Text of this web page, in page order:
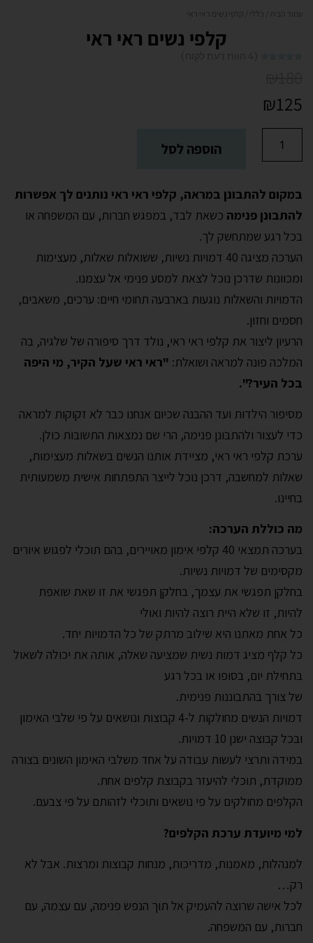
עמוד הבית / כללי / קלפי נשים ראי ראי
קלפי נשים ראי ראי
לקוחות
₪125
הוספה לסל
במקום להתבונן במראה, קלפי ראי ראי נותנים לך אפשרות
להתבונן פנימהכשאת לבד, במפגש חברות, עם המשפחה או
בכל רגע שמתחשק לך.
הערכה מציגה 40 דמויות נשיות, ששואלות שאלות, מעצימות
ומכוונות שדרכן נוכל לצאת למסע פנימי אל עצמנו.
הדמויות והשאלות נוגעות בארבעה תחומי חיים: ערכים, משאבים,
חסמים וחזון.
הרעיון ליצור את קלפי ראי ראי, נולד דרך סיפורה של שלגיה, בה
המלכה פונה למראה ושואלת:"ראי ראי שעל הקיר, מי היפה
בכל העיר?".
מסיפור הילדות ועד ההבנה שכיום אנחנו כבר לא זקוקות למראה
כדי לעצור ולהתבונן פנימה, הרי שם נמצאות התשובות כולן.
ערכת קלפי ראי ראי, מציידת אותנו הנשים בשאלות מעצימות,
שאלות למחשבה, דרכן נוכל לייצר התפתחות אישית משמעותית
בחיינו.
מה כוללת הערכה:
בערכה תמצאי 40 קלפי אימון מאויירים, בהם תוכלי לפגוש איורים
מקסימים של דמויות נשיות.
בחלקן תפגשי את עצמך, בחלקן תפגשי את זו שאת שואפת
להיות, זו שלא היית רוצה להיות ואולי
כל אחת מאתנו היא שילוב מרתק של כל הדמויות יחד.
כל קלף מציג דמות נשית שמציעה שאלה, אותה את יכולה לשאול
בתחילת יום, בסופו או בכל רגע
של צורך בהתבוננות פנימית.
דמויות הנשים מחולקות ל-4 קבוצות ונושאים על פי שלבי האימון
ובכל קבוצה ישנן 10 דמויות.
במידה ותרצי לעשות עבודה על אחד משלבי האימון השונים בצורה
ממוקדת, תוכלי להיעזר בקבוצת קלפים אחת.
הקלפים מחולקים על פי נושאים ותוכלי לזהותם על פי צבעם.
למי מיועדת ערכת הקלפים?
למנהלות, מאמנות, מדריכות, מנחות קבוצות ומרצות. אבל לא
רק…
לכל אישה שרוצה להעמיק אל תוך הנפש פנימה, עם עצמה, עם
חברות, עם המשפחה.